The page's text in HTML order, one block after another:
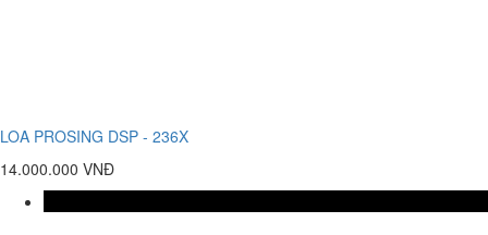
LOA PROSING DSP - 236X
14.000.000 VNĐ